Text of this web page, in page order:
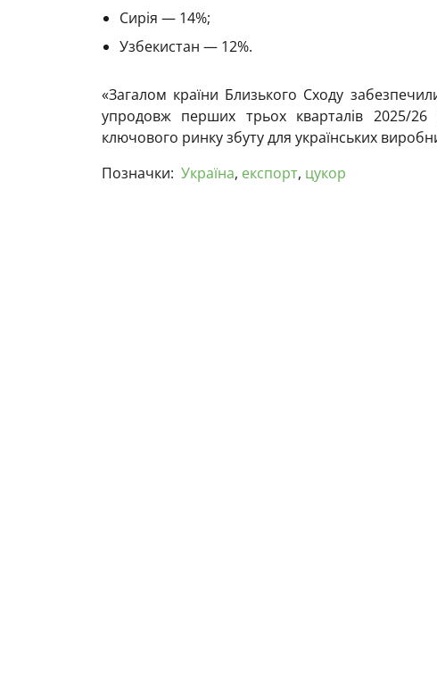
Сирія — 14%;
Узбекистан — 12%.
«Загалом країни Близького Сходу
упродовж перших трьох кварталів 2025/
ключового ринку збуту для українських
Позначки: Україна, експорт, цукор